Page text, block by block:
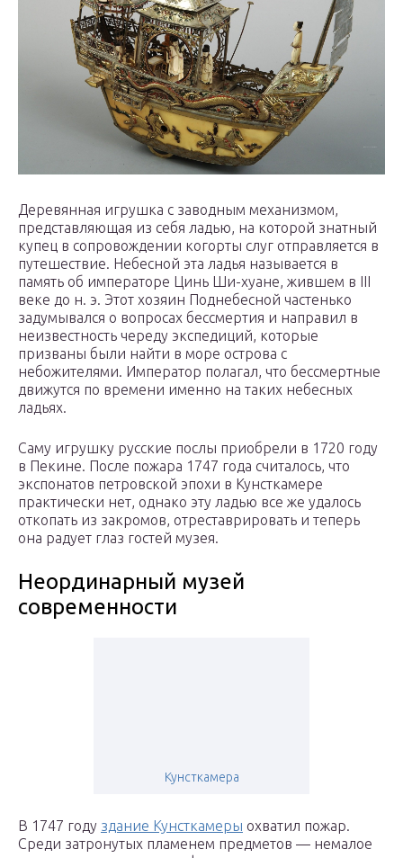
Деревянная игрушка с заводным механизмом,
представляющая из себя ладью, на которой знатный
купец в сопровождении когорты слуг отправляется в
путешествие. Небесной эта ладья называется в
память об императоре Цинь Ши-хуане, жившем в III
веке до н. э. Этот хозяин Поднебесной частенько
задумывался о вопросах бессмертия и направил в
неизвестность череду экспедиций, которые
призваны были найти в море острова с
небожителями. Император полагал, что бессмертные
движутся по времени именно на таких небесных
ладьях.
Саму игрушку русские послы приобрели в 1720 году
в Пекине. После пожара 1747 года считалось, что
экспонатов петровской эпохи в Кунсткамере
практически нет, однако эту ладью все же удалось
откопать из закромов, отреставрировать и теперь
она радует глаз гостей музея.
Неординарный музей
современности
Кунсткамера
В 1747 году здание Кунсткамеры охватил пожар.
Среди затронутых пламенем предметов — немалое